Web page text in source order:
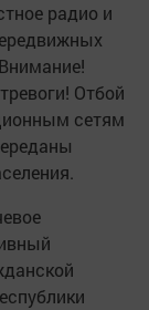
радио и
Отбой
сетям